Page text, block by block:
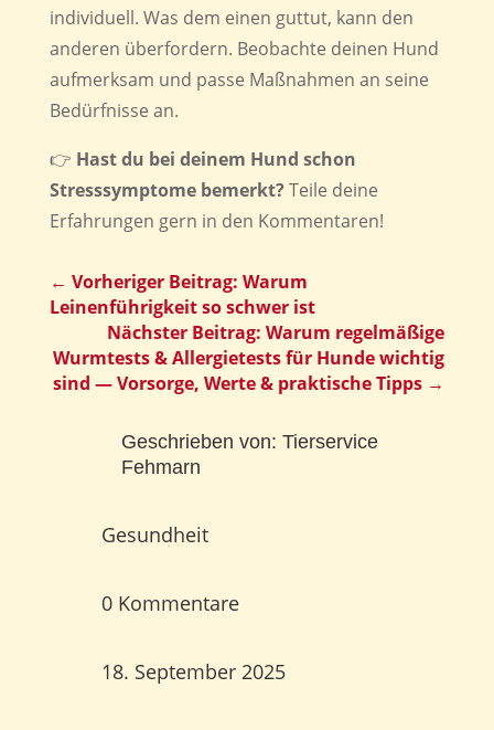
individuell. Was dem einen guttut, kann den
anderen überfordern. Beobachte deinen Hund
aufmerksam und passe Maßnahmen an seine
Bedürfnisse an.
👉 Hast du bei deinem Hund schon
Stresssymptome bemerkt?Teile deine
Erfahrungen gern in den Kommentaren!
← Vorheriger Beitrag: Warum
Leinenführigkeit so schwer ist
Nächster Beitrag: Warum regelmäßige
Wurmtests & Allergietests für Hunde wichtig
sind — Vorsorge, Werte & praktische Tipps →
Geschrieben von: Tierservice
Fehmarn
Gesundheit
0 Kommentare
18. September 2025